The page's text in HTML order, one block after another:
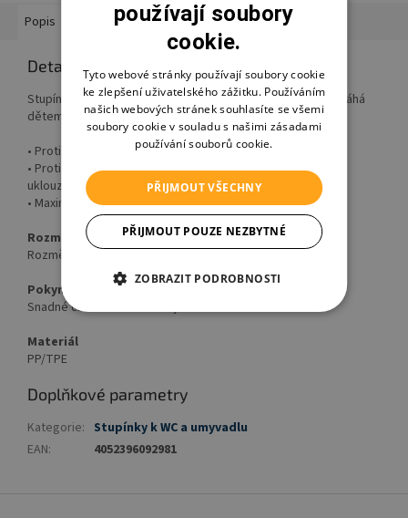
Popis Hodnocení Diskuze Ostatní informace
Detailní popis produktu
Stupínek k umyvadlu a k WC s protiskluzovou úpravou pomáhá
dětem bezpečně si osvojovat základní hygienické návyky.
• Protiskluzová ochrana podnoží slouží ke stabilitě stoličky
• Protiskluzová ochrana na povrchu stupínku snižuje riziko
uklouznutí
• Maximální hmotnost zátěže je 80 Kg
Rozměry produktu
Rozměry 40,5 x 28,5 x 14 cm
Pokyny k péči
Snadné čištění: otřete vlhkým hadříkem nebo houbou
Materiál
PP/TPE
Doplňkové parametry
Kategorie: Stupínky k WC a umyvadlu
EAN: 4052396092981
používají soubory
cookie.
Tyto webové stránky používají soubory cookie
ke zlepšení uživatelského zážitku. Používáním
našich webových stránek souhlasíte se všemi
soubory cookie v souladu s našimi zásadami
používání souborů cookie.
PŘIJMOUT VŠECHNY
PŘIJMOUT POUZE NEZBYTNÉ
ZOBRAZIT PODROBNOSTI